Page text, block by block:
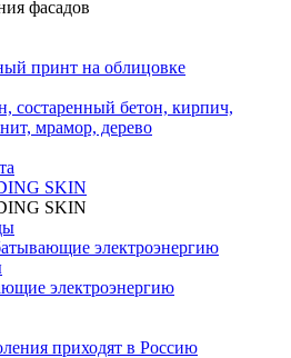
фасадов
принт на облицовке
состаренный бетон, кирпич,
мрамор, дерево
SKIN
SKIN
электроэнергию
электроэнергию
приходят в Россию